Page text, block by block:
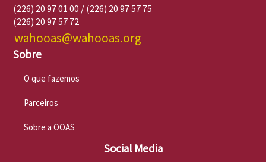
(226) 20 97 01 00 / (226) 20 97 57 75
(226) 20 97 57 72
wahooas@wahooas.org
Sobre
O que fazemos
Parceiros
Sobre a OOAS
Social Media